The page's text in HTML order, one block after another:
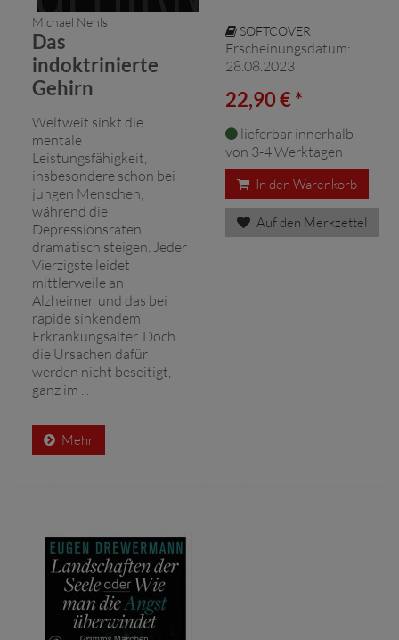
Michael Nehls
Das
indoktrinierte
Gehirn
Weltweit sinkt die
mentale
Leistungsfähigkeit,
insbesondere schon bei
jungen Menschen,
während die
Depressionsraten
dramatisch steigen. Jeder
Vierzigste leidet
mittlerweile an
Alzheimer, und das bei
rapide sinkendem
Erkrankungsalter. Doch
die Ursachen dafür
werden nicht beseitigt,
ganz im ...
Mehr
SOFTCOVER
Erscheinungsdatum:
28.08.2023
22,90 € *
lieferbar innerhalb
von 3-4 Werktagen
In den Warenkorb
Auf den Merkzettel